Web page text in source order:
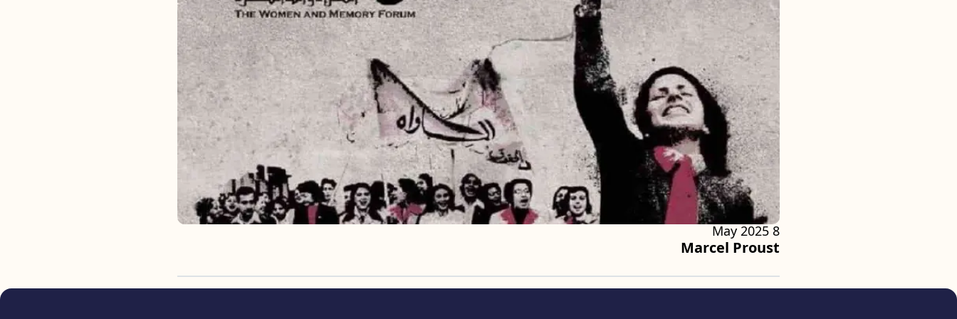
Marcel Proust
8 May 2025